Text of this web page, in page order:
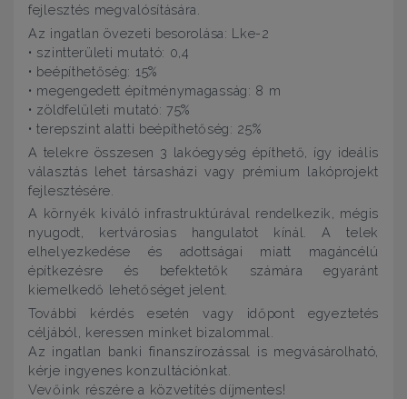
fejlesztés megvalósítására.
Az ingatlan övezeti besorolása: Lke-2
• szintterületi mutató: 0,4
• beépíthetőség: 15%
• megengedett építménymagasság: 8 m
• zöldfelületi mutató: 75%
• terepszint alatti beépíthetőség: 25%
A telekre összesen 3 lakóegység építhető, így ideális
választás lehet társasházi vagy prémium lakóprojekt
fejlesztésére.
A környék kiváló infrastruktúrával rendelkezik, mégis
nyugodt, kertvárosias hangulatot kínál. A telek
elhelyezkedése és adottságai miatt magáncélú
építkezésre és befektetők számára egyaránt
kiemelkedő lehetőséget jelent.
További kérdés esetén vagy időpont egyeztetés
céljából, keressen minket bizalommal.
Az ingatlan banki finanszírozással is megvásárolható,
kérje ingyenes konzultációnkat.
Vevőink részére a közvetítés díjmentes!